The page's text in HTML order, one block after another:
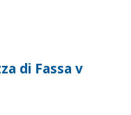
di Fassa v